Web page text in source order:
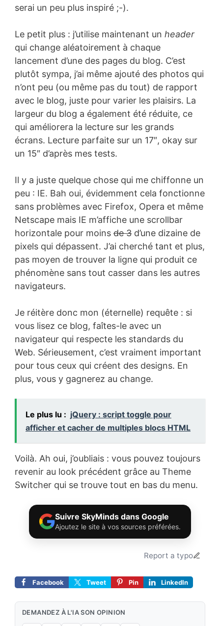
serai un peu plus inspiré ;-).
Le petit plus : j’utilise maintenant un header
qui change aléatoirement à chaque
lancement d’une des pages du blog. C’est
plutôt sympa, j’ai même ajouté des photos qui
n’ont peu (ou même pas du tout) de rapport
avec le blog, juste pour varier les plaisirs. La
largeur du blog a également été réduite, ce
qui améliorera la lecture sur les grands
écrans. Lecture parfaite sur un 17″, okay sur
un 15″ d’après mes tests.
Il y a juste quelque chose qui me chiffonne un
peu : IE. Bah oui, évidemment cela fonctionne
sans problèmes avec Firefox, Opera et même
Netscape mais IE m’affiche une scrollbar
horizontale pour moins de 3 d’une dizaine de
pixels qui dépassent. J’ai cherché tant et plus,
pas moyen de trouver la ligne qui produit ce
phénomène sans tout casser dans les autres
navigateurs.
Je réitère donc mon (éternelle) requête : si
vous lisez ce blog, faîtes-le avec un
navigateur qui respecte les standards du
Web. Sérieusement, c’est vraiment important
pour tous ceux qui créent des designs. En
plus, vous y gagnerez au change.
Le plus lu : jQuery : script toggle pour
afficher et cacher de multiples blocs HTML
Voilà. Ah oui, j’oubliais : vous pouvez toujours
revenir au look précédent grâce au Theme
Switcher qui se trouve tout en bas du menu.
Suivre SkyMinds dans Google
Ajoutez le site à vos sources préférées.
Report a typo
Facebook Tweet Pin LinkedIn
DEMANDEZ À L'IA SON OPINION